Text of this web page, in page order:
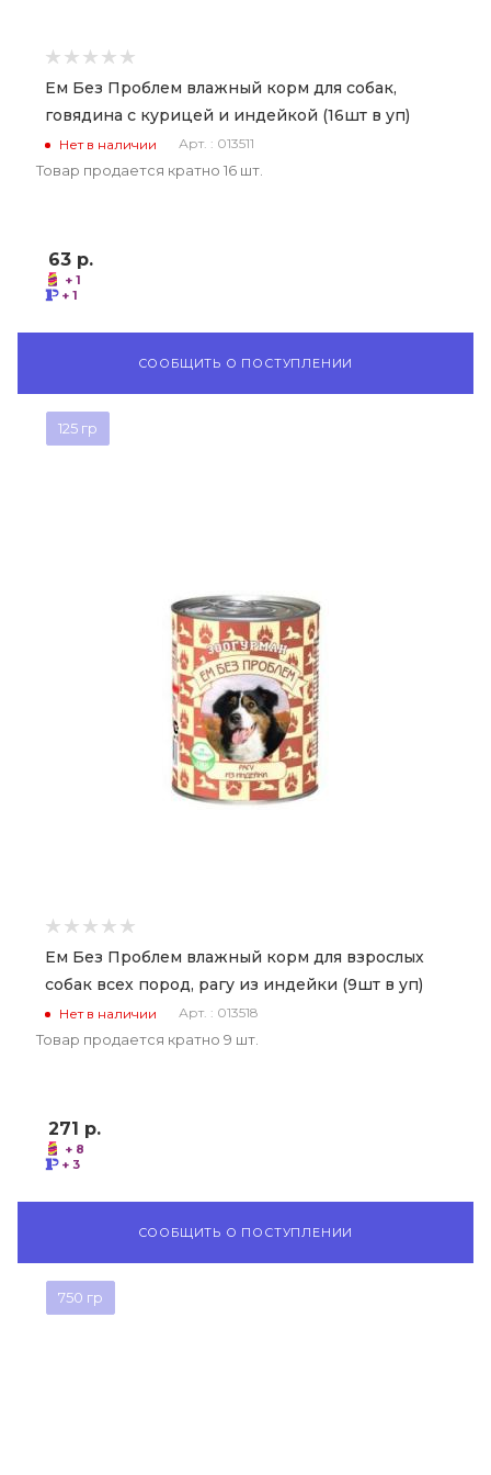
Ем Без Проблем влажный корм для собак,
говядина с курицей и индейкой (16шт в уп)
Нет в наличии Арт. : 013511
Товар продается кратно 16 шт.
63 р.
+ 1
+ 1
СООБЩИТЬ О ПОСТУПЛЕНИИ
125 гр
Ем Без Проблем влажный корм для взрослых
собак всех пород, рагу из индейки (9шт в уп)
Нет в наличии Арт. : 013518
Товар продается кратно 9 шт.
271 р.
+ 8
+ 3
СООБЩИТЬ О ПОСТУПЛЕНИИ
750 гр